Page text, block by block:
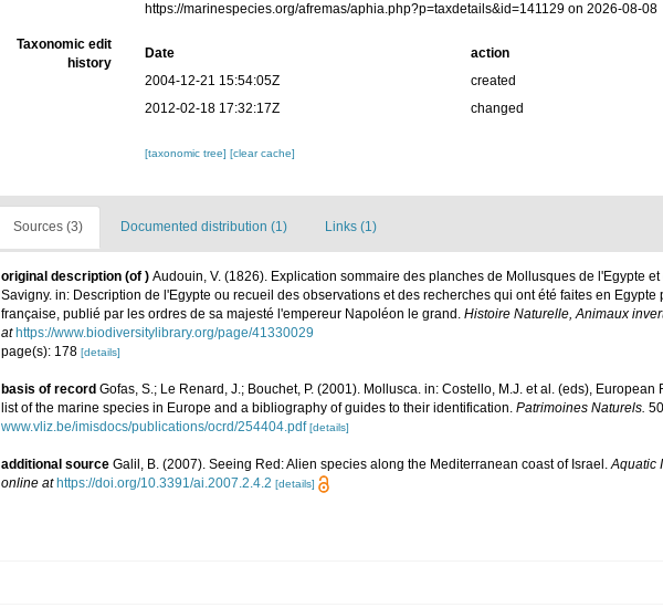
https://marinespecies.org/afremas/aphia.php?p=taxdetails&id=141129 on 2026-08-08
Taxonomic edit
history
Date action
2004-12-21 15:54:05Z
created
2012-02-18 17:32:17Z
changed
[taxonomic tree][clear cache]
Sources (3) Documented distribution (1) Links (1)
original description (of ) Audouin, V. (1826). Explication sommaire des planches de Mollusques de l'Egypte
Savigny. in: Description de l'Egypte ou recueil des observations et des recherches qui ont été faites en
française, publié par les ordres de sa majesté l'empereur Napoléon le grand. Histoire Naturelle, Animaux
at https://www.biodiversitylibrary.org/page/41330029
page(s): 178 [details]
basis of record Gofas, S.; Le Renard, J.; Bouchet, P. (2001). Mollusca. in: Costello, M.J. et al. (eds),
list of the marine species in Europe and a bibliography of guides to their identification. Patrimoines Naturels.
www.vliz.be/imisdocs/publications/ocrd/254404.pdf [details]
additional source Galil, B. (2007). Seeing Red: Alien species along the Mediterranean coast of Israel.Aquatic
online at https://doi.org/10.3391/ai.2007.2.4.2 [details]